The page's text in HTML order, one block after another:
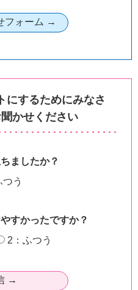
にするためにみなさ
かせください
ましたか？
つう
すかったですか？
2：ふつう